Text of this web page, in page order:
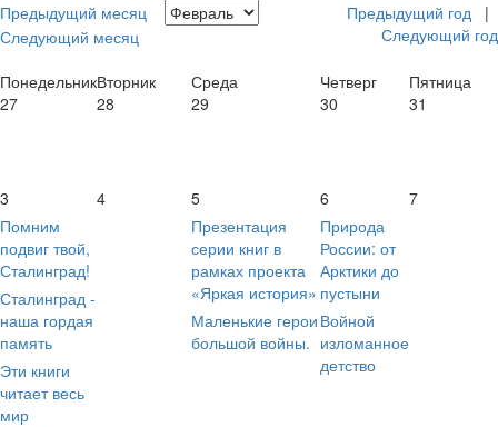
Предыдущий месяц
Следующий месяц
Предыдущий год |
Следующий год
ПонедельникВторник Среда Четверг
Пятница
27
28 29 30 31
3
Помним
подвиг твой,
Сталинград!
Сталинград -
наша гордая
память
Эти книги
читает весь
мир
4
5
Презентация
серии книг в
рамках проекта
«Яркая история»
Маленькие герои
большой войны.
6
Природа
России: от
Арктики до
пустыни
Войной
изломанное
детство
7